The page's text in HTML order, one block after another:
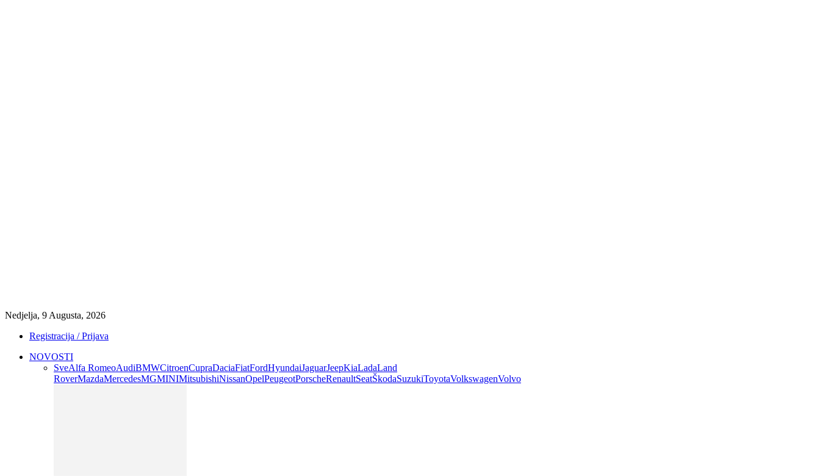
Nedjelja, 9 Augusta, 2026
Registracija / Prijava
NOVOSTI
SveAlfa RomeoAudiBMWCitroenCupraDaciaFiatFordHyundaiJaguarJeepKiaLadaLand
RoverMazdaMercedesMGMINIMitsubishiNissanOpelPeugeotPorscheRenaultSeatŠkodaSuzukiToyotaVolkswagenVolvo